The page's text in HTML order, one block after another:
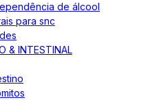
de álcool
para snc
& INTESTINAL